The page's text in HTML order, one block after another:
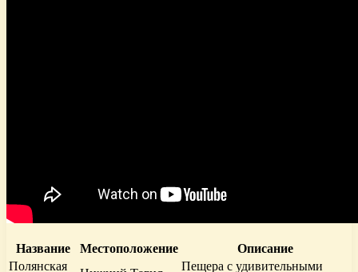
Название Местоположение
Описание
Полянская
Пещера с удивительными